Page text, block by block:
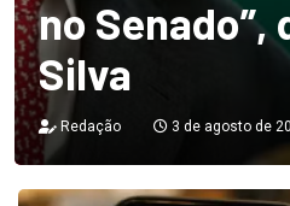
no Senado”,
Silva
Redação 3 de agosto de